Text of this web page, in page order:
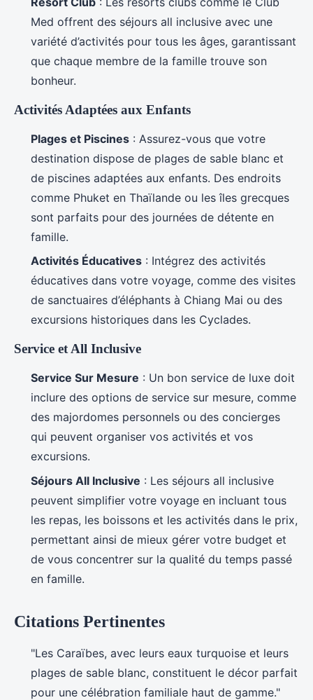
Med offrent des séjours all inclusive avec une
variété d’activités pour tous les âges, garantissant
que chaque membre de la famille trouve son
bonheur.
Activités Adaptées aux Enfants
Plages et Piscines : Assurez-vous que votre
destination dispose de plages de sable blanc et
de piscines adaptées aux enfants. Des endroits
comme Phuket en Thaïlande ou les îles grecques
sont parfaits pour des journées de détente en
famille.
Activités Éducatives : Intégrez des activités
éducatives dans votre voyage, comme des visites
de sanctuaires d’éléphants à Chiang Mai ou des
excursions historiques dans les Cyclades.
Service et All Inclusive
Service Sur Mesure : Un bon service de luxe doit
inclure des options de service sur mesure, comme
des majordomes personnels ou des concierges
qui peuvent organiser vos activités et vos
excursions.
Séjours All Inclusive : Les séjours all inclusive
peuvent simplifier votre voyage en incluant tous
les repas, les boissons et les activités dans le prix,
permettant ainsi de mieux gérer votre budget et
de vous concentrer sur la qualité du temps passé
en famille.
Citations Pertinentes
"Les Caraïbes, avec leurs eaux turquoise et leurs
plages de sable blanc, constituent le décor parfait
pour une célébration familiale haut de gamme."